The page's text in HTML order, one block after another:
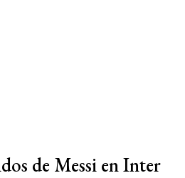
de Messi en Inter